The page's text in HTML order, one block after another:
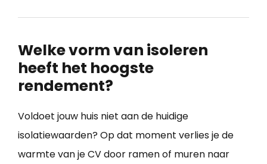
Welke vorm van isoleren
heeft het hoogste
rendement?
Voldoet jouw huis niet aan de huidige
isolatiewaarden? Op dat moment verlies je de
warmte van je CV door ramen of muren naar